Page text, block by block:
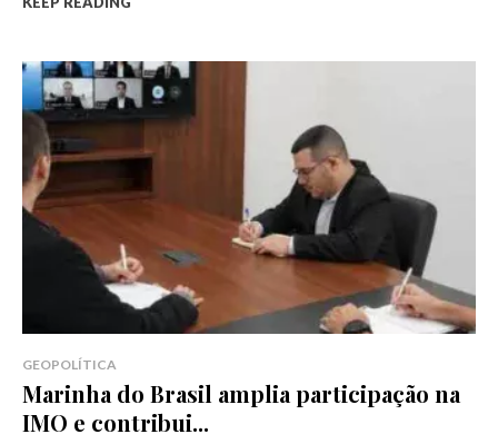
GEOPOLÍTICA
Marinha do Brasil amplia participação na
IMO e contribui...